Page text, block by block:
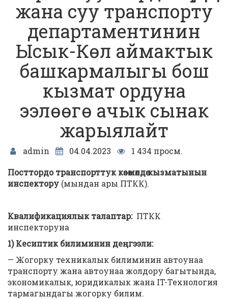
жана суу транспорту
департаментинин
Ысык-Көл аймактык
башкармалыгы бош
кызмат ордуна
ээлөөгө ачык сынак
жарыялайт
admin 04.04.2023
1 434 просм.
Посттордо транспорттук кѳзѳмѳлдѳѳ кызматынын
инспектору (мындан ары ПТКК).
Квалификациялык талаптар:ПТКК
инспекторуна
1) Кесиптик билиминин деңгээли:
— Жогорку техникалык билиминин автоунаа
транспорту жана автоунаа жолдору багытында,
экономикалык, юридикалык жана IT-Технология
тармагындагы жогорку билим.